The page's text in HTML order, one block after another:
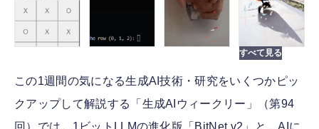
この1週間の気になる生成AI技術・研究をいくつかピッ
クアップして解説する「生成AIウィークリー」（第94